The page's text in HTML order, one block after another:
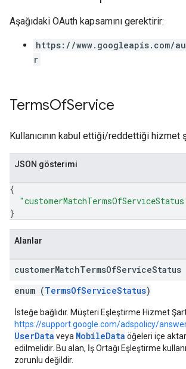
Aşağıdaki OAuth kapsamını gerektirir:
https://www.googleapis.com/
r
TermsOfService
Kullanıcının kabul ettiği/reddettiği hizmet
JSON gösterimi
{
}
Alanlar
customerMatchTermsOfServiceStatus
enum (TermsOfServiceStatus)
İsteğe bağlıdır. Müşteri Eşleştirme Hizmet
https://support.google.com/adspolicy/
UserData veya MobileData öğeleri içe
edilmelidir. Bu alan, İş Ortağı Eşleştirme
zorunlu değildir.